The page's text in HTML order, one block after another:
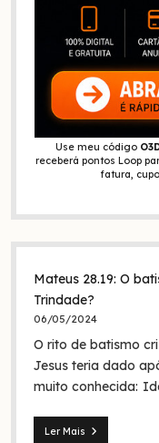
Use meu código
receberá pontos Loop
fatura,
Mateus 28.19: O
Trindade?
06/05/2024
O rito de batismo
Jesus teria dado
muito conhecida:
Ler Mais